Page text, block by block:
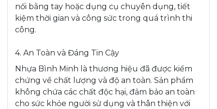
nối bằng tay hoặc dụng cụ chuyên dụng, tiết
kiệm thời gian và công sức trong quá trình thi
công.
4. An Toàn và Đáng Tin Cậy
Nhựa Bình Minh là thương hiệu đã được kiểm
chứng về chất lượng và độ an toàn. Sản phẩm
không chứa các chất độc hại, đảm bảo an toàn
cho sức khỏe người sử dụng và thân thiện với